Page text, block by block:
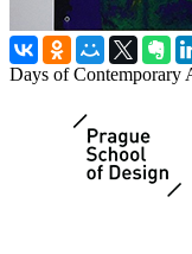
Days of Contemporary